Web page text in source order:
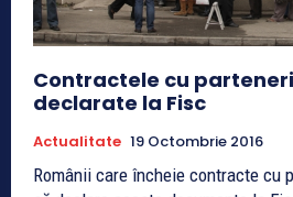
Contractele cu
declarate la Fisc
Actualitate 19 Octombrie 2016
Românii care încheie contracte cu